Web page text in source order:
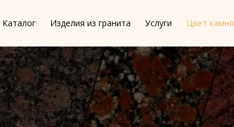
Каталог Изделия из гранита Услуги Цвет камня